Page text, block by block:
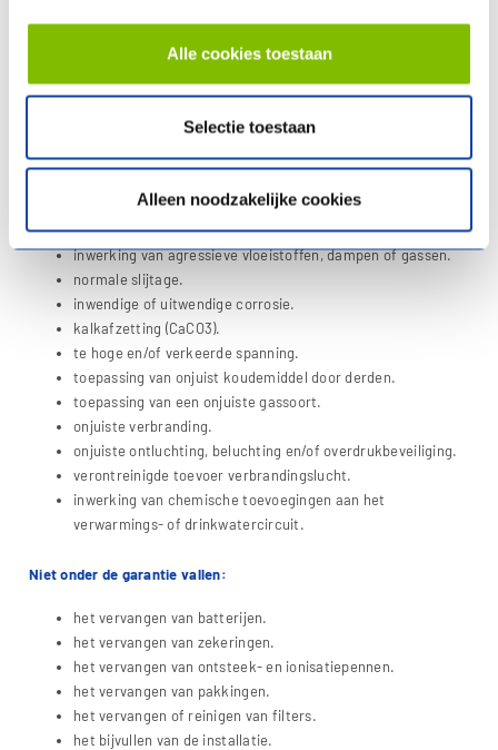
Alle cookies toestaan
Selectie toestaan
Alleen noodzakelijke cookies
Niet onder de garantie vallen defecten die het gevolg zijn van:
ondeskundig gebruik.
geweld van buitenaf.
natuurrampen, mijnbouw, aardgaswinning,
grondwerkzaamheden door derden.
inwerking van agressieve vloeistoffen, dampen of gassen.
normale slijtage.
inwendige of uitwendige corrosie.
kalkafzetting (CaCO3).
te hoge en/of verkeerde spanning.
toepassing van onjuist koudemiddel door derden.
toepassing van een onjuiste gassoort.
onjuiste verbranding.
onjuiste ontluchting, beluchting en/of overdrukbeveiliging.
verontreinigde toevoer verbrandingslucht.
inwerking van chemische toevoegingen aan het
verwarmings- of drinkwatercircuit.
Niet onder de garantie vallen:
het vervangen van batterijen.
het vervangen van zekeringen.
het vervangen van ontsteek- en ionisatiepennen.
het vervangen van pakkingen.
het vervangen of reinigen van filters.
het bijvullen van de installatie.